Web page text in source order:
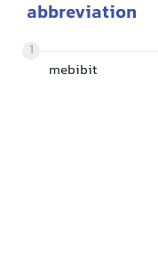
abbreviation
1
mebibit